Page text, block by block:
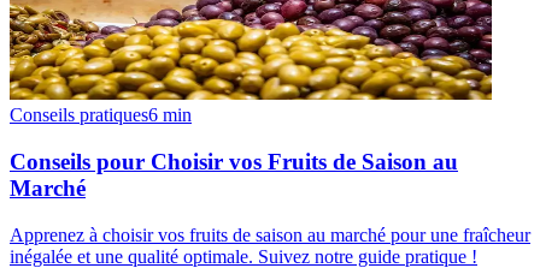
Conseils pratiques6 min
Conseils pour Choisir vos Fruits de Saison au
Marché
Apprenez à choisir vos fruits de saison au marché pour une fraîcheur
inégalée et une qualité optimale. Suivez notre guide pratique !